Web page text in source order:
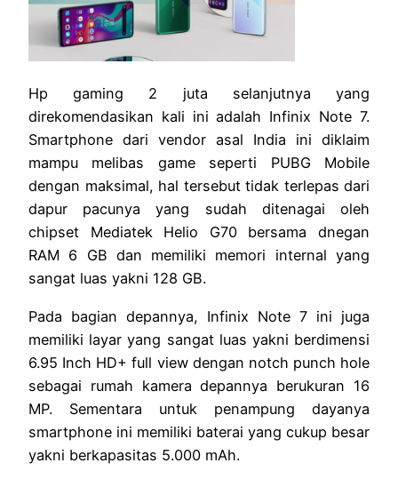
Hp gaming 2 juta selanjutnya yang
direkomendasikan kali ini adalah Infinix Note 7.
Smartphone dari vendor asal India ini diklaim
mampu melibas game seperti PUBG Mobile
dengan maksimal, hal tersebut tidak terlepas dari
dapur pacunya yang sudah ditenagai oleh
chipset Mediatek Helio G70 bersama dnegan
RAM 6 GB dan memiliki memori internal yang
sangat luas yakni 128 GB.
Pada bagian depannya, Infinix Note 7 ini juga
memiliki layar yang sangat luas yakni berdimensi
6.95 Inch HD+ full view dengan notch punch hole
sebagai rumah kamera depannya berukuran 16
MP. Sementara untuk penampung dayanya
smartphone ini memiliki baterai yang cukup besar
yakni berkapasitas 5.000 mAh.